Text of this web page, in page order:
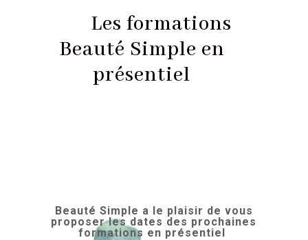
Les formations
Beauté Simple en
présentiel
Beauté Simple a le plaisir de vous
proposer les dates des prochaines
formations en présentiel